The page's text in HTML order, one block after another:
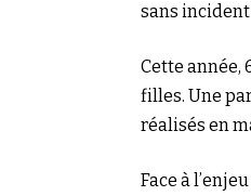
sans
Cette année,
filles. Une
réalisés en
Face à